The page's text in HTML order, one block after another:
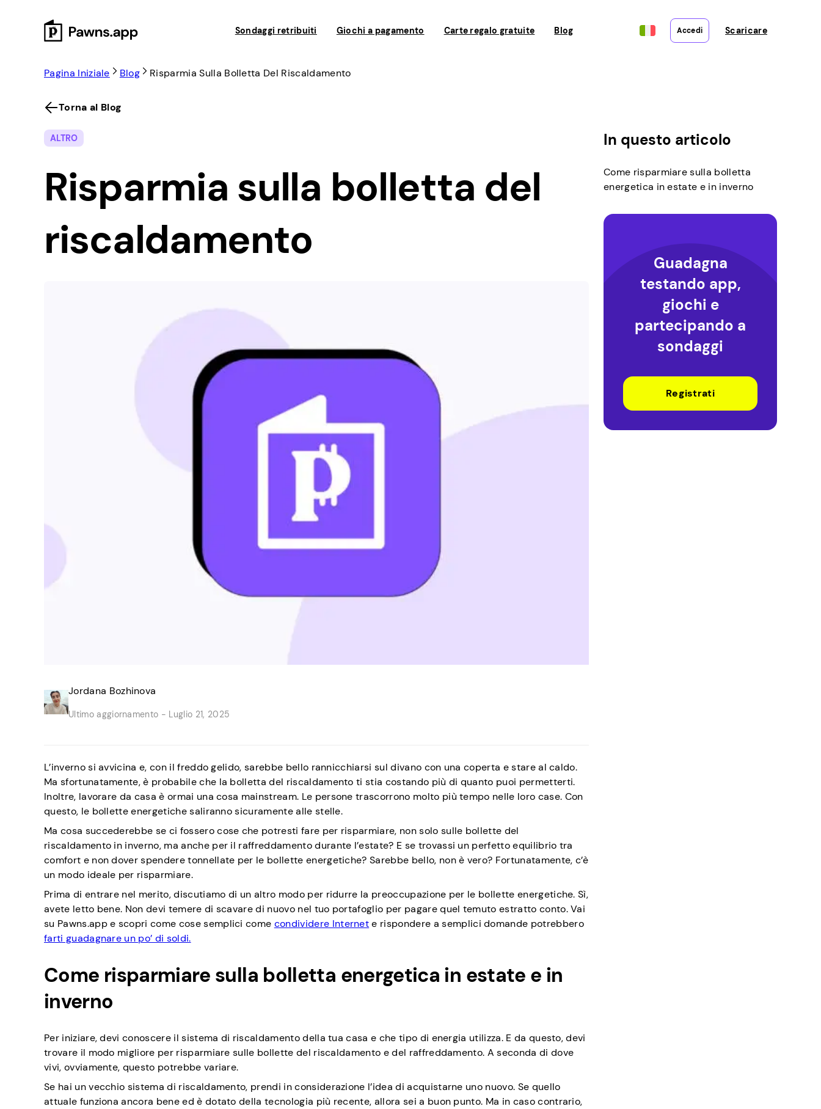
Sondaggi retribuiti Giochi a pagamento Carte regalo gratuite Blog Accedi Scaricare
Pagina Iniziale Blog Risparmia Sulla Bolletta Del Riscaldamento
Torna al Blog
ALTRO
Risparmia sulla bolletta del
riscaldamento
Jordana Bozhinova
Ultimo aggiornamento - Luglio 21, 2025
L’inverno si avvicina e, con il freddo gelido, sarebbe bello rannicchiarsi sul divano con una coperta e stare al caldo.
Ma sfortunatamente, è probabile che la bolletta del riscaldamento ti stia costando più di quanto puoi permetterti.
Inoltre, lavorare da casa è ormai una cosa mainstream. Le persone trascorrono molto più tempo nelle loro case. Con
questo, le bollette energetiche saliranno sicuramente alle stelle.
Ma cosa succederebbe se ci fossero cose che potresti fare per risparmiare, non solo sulle bollette del
riscaldamento in inverno, ma anche per il raffreddamento durante l’estate? E se trovassi un perfetto equilibrio tra
comfort e non dover spendere tonnellate per le bollette energetiche? Sarebbe bello, non è vero? Fortunatamente, c’è
un modo ideale per risparmiare.
Prima di entrare nel merito, discutiamo di un altro modo per ridurre la preoccupazione per le bollette energetiche. Sì,
avete letto bene. Non devi temere di scavare di nuovo nel tuo portafoglio per pagare quel temuto estratto conto. Vai
su Pawns.app e scopri come cose semplici come condividere Internete rispondere a semplici domande potrebbero
farti guadagnare un po’ di soldi.
Come risparmiare sulla bolletta energetica in estate e in
inverno
Per iniziare, devi conoscere il sistema di riscaldamento della tua casa e che tipo di energia utilizza. E da questo, devi
trovare il modo migliore per risparmiare sulle bollette del riscaldamento e del raffreddamento. A seconda di dove
vivi, ovviamente, questo potrebbe variare.
Se hai un vecchio sistema di riscaldamento, prendi in considerazione l’idea di acquistarne uno nuovo. Se quello
attuale funziona ancora bene ed è dotato della tecnologia più recente, allora sei a buon punto. Ma in caso contrario,
In questo articolo
Come risparmiare sulla bolletta
energetica in estate e in inverno
Guadagna
testando app,
giochi e
partecipando a
sondaggi
Registrati